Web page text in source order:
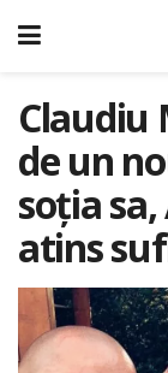
Claudiu
de un
soția
atins